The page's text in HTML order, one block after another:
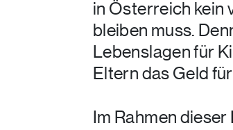
in Österreich kein
bleiben muss.
Lebenslagen für
Eltern das Geld
Im Rahmen